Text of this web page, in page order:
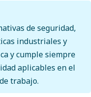
de seguridad,
industriales y
y cumple siempre
aplicables en el
trabajo.